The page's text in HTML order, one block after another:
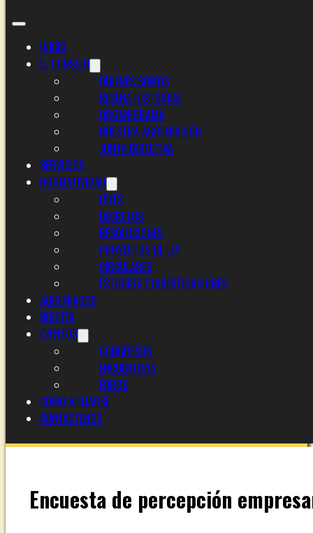
INICIO
EL CONSEJO
QUIÉNES SOMOS
RESEÑA HISTÓRICA
ORGANIGRAMA
NUESTRA AGREMIACIÓN
JUNTA DIRECTIVA
SERVICIOS
NORMATIVIDAD
LEYES
DECRETOS
RESOLUCIONES
PROYECTOS DE LEY
CIRCULARES
ESTUDIOS E INVESTIGACIONES
AGREMIADOS
BOLETÍN
EVENTOS
CONGRESOS
ENCUENTROS
FOROS
CÓMO AFILIARSE
CONTÁCTENOS
Encuesta de percepción